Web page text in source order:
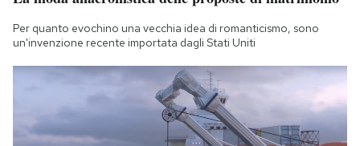
Per quanto evochino una vecchia idea di romanticismo, sono
un'invenzione recente importata dagli Stati Uniti